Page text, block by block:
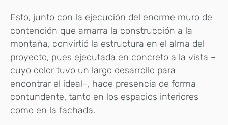
Esto, junto con la ejecución del enorme muro de
contención que amarra la construcción a la
montaña, convirtió la estructura en el alma del
proyecto, pues ejecutada en concreto a la vista –
cuyo color tuvo un largo desarrollo para
encontrar el ideal–, hace presencia de forma
contundente, tanto en los espacios interiores
como en la fachada.